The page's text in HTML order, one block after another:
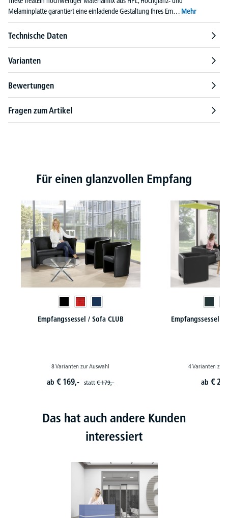
Melaminplatte garantiert eine einladende Gestaltung Ihres Em… Mehr
Technische Daten
Varianten
Bewertungen
Fragen zum Artikel
Produktgalerie überspringen
Für einen glanzvollen Empfang
Empfangssessel / Sofa CLUB
8 Varianten zur Auswahl
ab€ 169,- statt€ 179,-
Empfangssessel /
4 Varianten zur
ab€
Das hat auch andere Kunden
interessiert